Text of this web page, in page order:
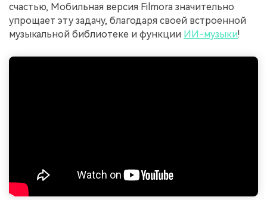
счастью, Мобильная версия Filmora значительно
упрощает эту задачу, благодаря своей встроенной
музыкальной библиотеке и функции ИИ-музыки!